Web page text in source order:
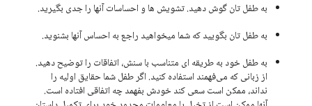
به طفل تان گوش دهید. تشویش ها و احساسات آنها را جدی بگیرید.
به طفل تان بگویید که شما میخواهید راجع به احساس آنها بشنوید.
به طفل خود به طریقه ای متناسب با سنش، اتفاقات را توضیح دهید.
از زبانی که می‌فهمند استفاده کنید. اگر طفل شما حقایق اولیه را
نداند، ممکن است سعی کند خودش بفهمد چه اتفاقی افتاده است.